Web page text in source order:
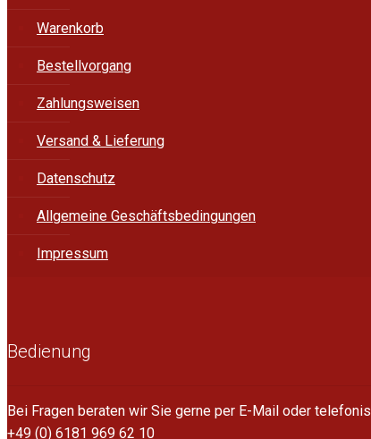
Warenkorb
Bestellvorgang
Zahlungsweisen
Versand & Lieferung
Datenschutz
Allgemeine Geschäftsbedingungen
Impressum
Bedienung
Bei Fragen beraten wir Sie gerne per E-Mail oder
+49 (0) 6181 969 62 10